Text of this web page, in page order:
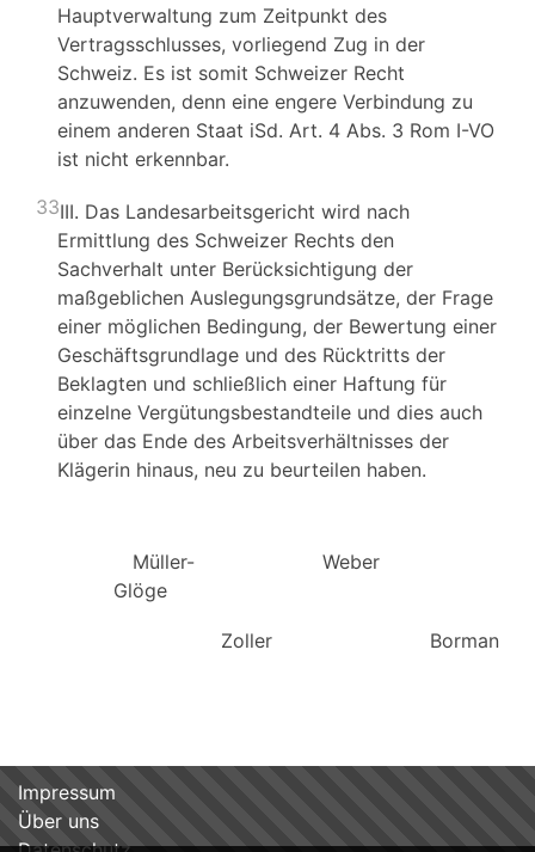
Hauptverwaltung zum Zeitpunkt des
Vertragsschlusses, vorliegend Zug in der
Schweiz. Es ist somit Schweizer Recht
anzuwenden, denn eine engere Verbindung zu
einem anderen Staat iSd. Art. 4 Abs. 3 Rom I-VO
ist nicht erkennbar.
33III. Das Landesarbeitsgericht wird nach
Ermittlung des Schweizer Rechts den
Sachverhalt unter Berücksichtigung der
maßgeblichen Auslegungsgrundsätze, der Frage
einer möglichen Bedingung, der Bewertung einer
Geschäftsgrundlage und des Rücktritts der
Beklagten und schließlich einer Haftung für
einzelne Vergütungsbestandteile und dies auch
über das Ende des Arbeitsverhältnisses der
Klägerin hinaus, neu zu beurteilen haben.
Müller-
Glöge
Weber
Zoller Bormann
Impressum
Über uns